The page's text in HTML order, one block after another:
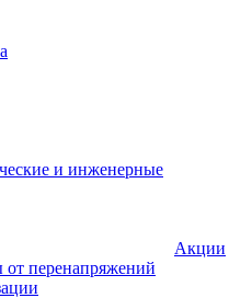
и инженерные
от перенапряжений
Акции